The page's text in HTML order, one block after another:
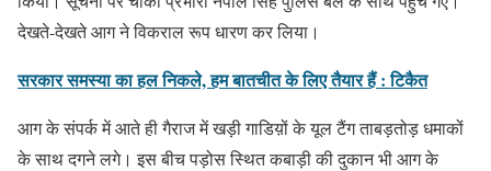
देखते-देखते आग ने विकराल रूप धारण कर लिया।
सरकार समस्या का हल निकले, हम बातचीत के लिए तैयार हैं : टिकैत
आग के संपर्क में आते ही गैराज में खड़ी गाडिय़ों के यूल टैंग ताबड़तोड़ धमाकों
के साथ दगने लगे। इस बीच पड़ोस स्थित कबाड़ी की दुकान भी आग के